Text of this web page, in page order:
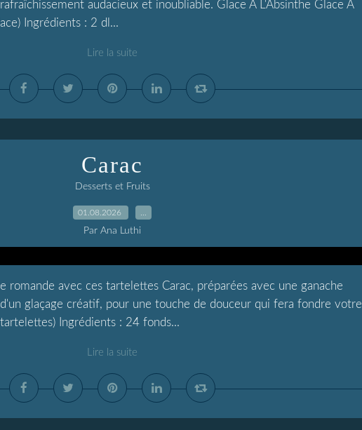
audacieux et inoubliable. Glace À L'Absinthe Glace À
Ingrédients : 2 dl...
Lire la suite
Carac
Desserts et Fruits
01.08.2026
Par Ana Luthi
romande avec ces tartelettes Carac, préparées avec une ganache
glaçage créatif, pour une touche de douceur qui fera fondre votre
Ingrédients : 24 fonds...
Lire la suite